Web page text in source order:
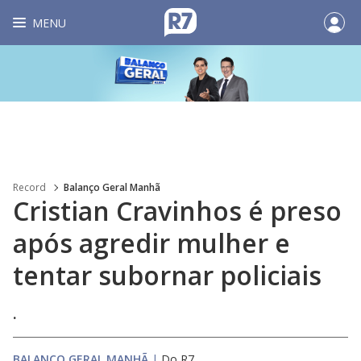
MENU
Record Balanço Geral Manhã
Cristian Cravinhos é preso
após agredir mulher e
tentar subornar policiais
.